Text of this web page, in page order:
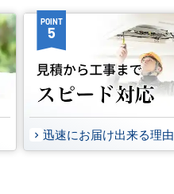
POINT
5
迅速にお届け出来る理由